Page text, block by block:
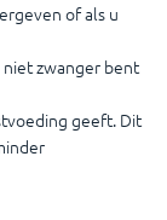
of als u
zwanger bent
geeft. Dit